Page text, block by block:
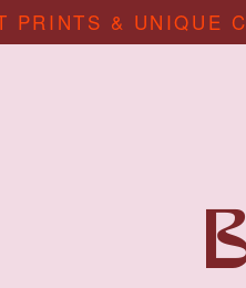
PRINTS & UNIQUE